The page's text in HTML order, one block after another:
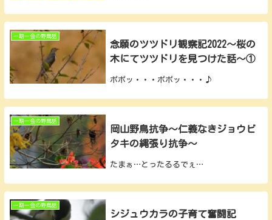
一期一会の野鳥話
念願のツツドリ観察記2022～桜の
木にてツツドリを見つけた話～①
ポポッ・・・ポポッ・・・♪
一期一会の野鳥話
岡山野鳥抗争～仁義なきジョウビ
タキの縄張り抗争～
たまぁ…とったるるでぇ…
一期一会の野鳥話
シジュウカラの子育て奮闘記